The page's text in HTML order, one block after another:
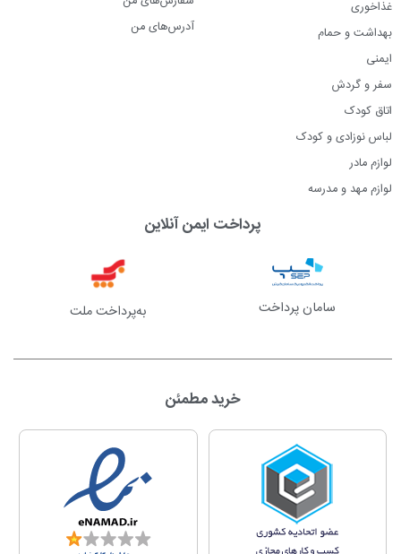
غذاخوری
بهداشت و حمام
ایمنی
سفر و گردش
اتاق کودک
لباس نوزادی و کودک
لوازم مادر
لوازم مهد و مدرسه
آدرس‌های من
پرداخت ایمن آنلاین
سامان پرداخت به‌پرداخت ملت
خرید مطمئن